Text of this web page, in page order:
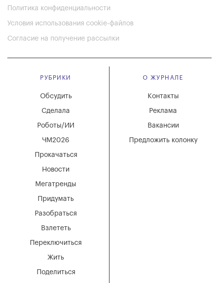
Политика конфиденциальности
Условия использования cookie-файлов
Согласие на получение рассылки
РУБРИКИ
Мегатренды
Придумать
Разобраться
Взлететь
Новости
Переключиться
Жить
Поделиться
Обсудить
Сделала
Роботы/ИИ
ЧМ2026
Прокачаться
О ЖУРНАЛЕ
Вакансии
Реклама
Контакты
Предложить колонку